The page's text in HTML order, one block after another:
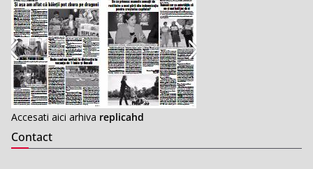
Accesati aici arhiva replicahd
Contact